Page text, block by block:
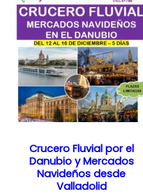
Crucero Fluvial por el
Danubio y Mercados
Navideños desde
Valladolid